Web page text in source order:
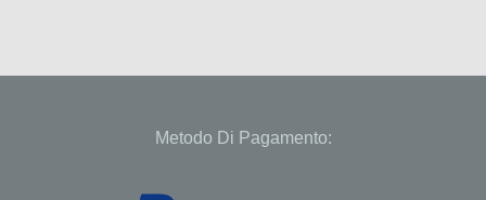
Metodo Di Pagamento: